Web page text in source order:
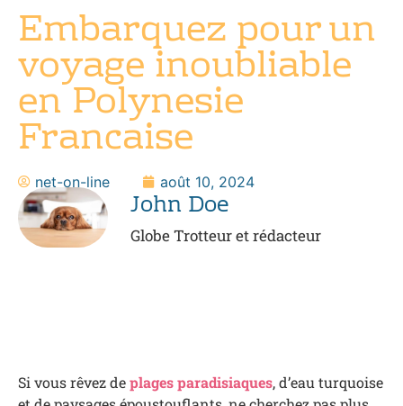
Embarquez pour un
voyage inoubliable
en Polynesie
Francaise
net-on-line août 10, 2024
John Doe
Globe Trotteur et rédacteur
Si vous rêvez deplages paradisiaques, d’eau turquoise